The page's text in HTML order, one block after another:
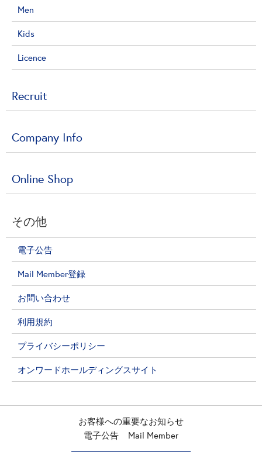
Men
Kids
Licence
Recruit
Company Info
Online Shop
その他
電子公告
Mail Member登録
お問い合わせ
利用規約
プライバシーポリシー
オンワードホールディングスサイト
お客様への重要なお知らせ
電子公告
Mail Member